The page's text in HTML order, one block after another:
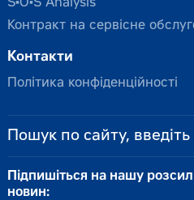
S•O•S Analysis
Контракт на сервісне
Контакти
Політика конфіденційності
Підпишіться на нашу
новин: